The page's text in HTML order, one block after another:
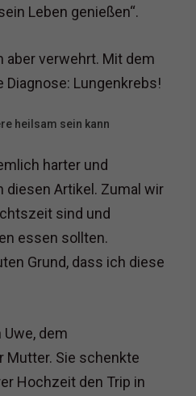
Leben genießen“.
aber verwehrt. Mit dem
Lungenkrebs!
heilsam sein kann
harter und
diesen Artikel. Zumal wir
sind und
essen sollten.
Grund, dass ich diese
Uwe, dem
Mutter. Sie schenkte
Hochzeit den Trip in